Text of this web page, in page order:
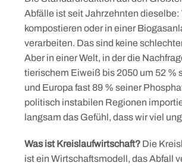
Abfälle ist seit Jahrzehnten dieselbe:
kompostieren oder in einer
verarbeiten. Das sind keine
Aber in einer Welt, in der die
tierischem Eiweiß bis 2050 um 52 %
und Europa fast 89 % seiner
politisch instabilen Regionen
langsam das Gefühl, dass wir viel
Was ist Kreislaufwirtschaft? Die
ist ein Wirtschaftsmodell, das Abfall